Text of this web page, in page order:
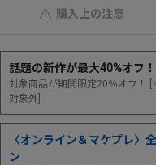
購入上の注意
話題の新作が最大40%オフ
対象商品が期間限定20％オフ！
対象外]
〈オンライン＆マケプレ〉
ン